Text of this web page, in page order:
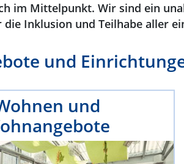
im Mittelpunkt. Wir sind ein
Inklusion und Teilhabe aller
und
und